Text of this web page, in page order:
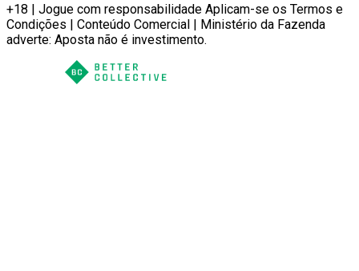
+18 | Jogue com responsabilidade Aplicam-se os Termos e
Condições | Conteúdo Comercial | Ministério da Fazenda
adverte: Aposta não é investimento.